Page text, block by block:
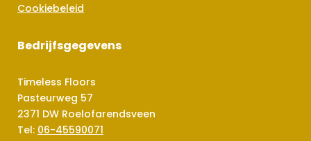
Cookiebeleid
Bedrijfsgegevens
Timeless Floors
Pasteurweg 57
2371 DW Roelofarendsveen
Tel: 06-45590071